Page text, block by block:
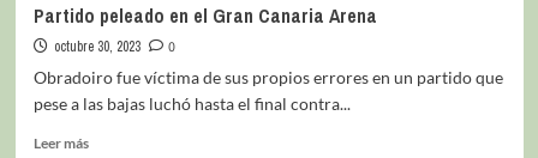
Partido peleado en el Gran Canaria Arena
octubre 30, 2023
0
Obradoiro fue víctima de sus propios errores en un partido que
pese a las bajas luchó hasta el final contra...
Leer más